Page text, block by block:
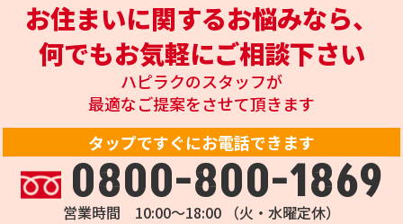
お住まいに関するお悩みなら、
何でもお気軽にご相談下さい
ハピラクのスタッフが
最適なご提案をさせて頂きます
タップですぐにお電話できます
0800-800-1869
営業時間 10:00～18:00 （火・水曜定休）